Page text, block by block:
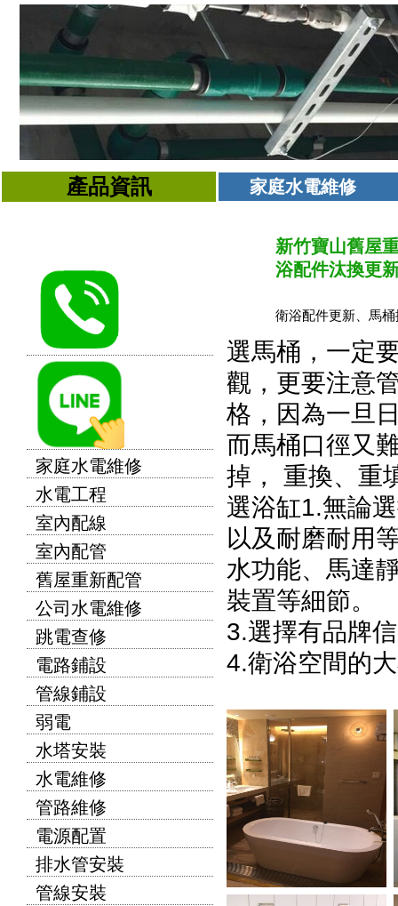
產品資訊 家庭水電維修
家庭水電維修
水電工程
室內配線
室內配管
舊屋重新配管
公司水電維修
跳電查修
電路鋪設
管線鋪設
弱電
水塔安裝
水電維修
管路維修
電源配置
排水管安裝
管線安裝
新竹寶山舊屋
浴配件汰換更
衛浴配件更新、馬
選馬桶，一定
觀，更要注意
格，因為一旦
而馬桶口徑又
掉， 重換、重
選浴缸1.無論
以及耐磨耐用
水功能、馬達
裝置等細節。
3.選擇有品牌
4.衛浴空間的